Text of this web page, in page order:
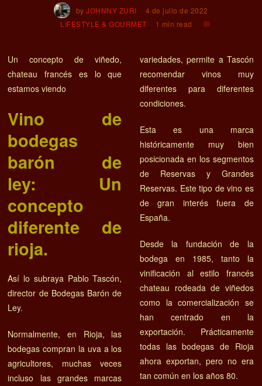
byJOHNNY ZURI
4 de julio de 2022
LIFESTYLE & GOURMET
1 min read
Un concepto de viñedo,
chateau francés es lo que
estamos viendo
Vino de
bodegas
barón de
ley: Un
concepto
diferente de
rioja.
Así lo subraya Pablo Tascón,
director de Bodegas Barón de
Ley.
Normalmente, en Rioja, las
bodegas compran la uva a los
agricultores, muchas veces
incluso las grandes marcas
variedades, permite a Tascón
recomendar vinos muy
diferentes para diferentes
condiciones.
Esta es una marca
históricamente muy bien
posicionada en los segmentos
de Reservas y Grandes
Reservas. Este tipo de vino es
de gran interés fuera de
España.
Desde la fundación de la
bodega en 1985, tanto la
vinificación al estilo francés
chateau rodeada de viñedos
como la comercialización se
han centrado en la
exportación. Prácticamente
todas las bodegas de Rioja
ahora exportan, pero no era
tan común en los años 80.